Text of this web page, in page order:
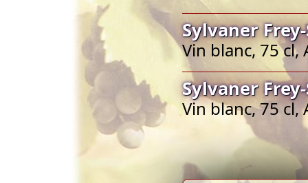
Sylvaner
Vin blanc, 75 cl,
Sylvaner
Vin blanc, 75 cl,